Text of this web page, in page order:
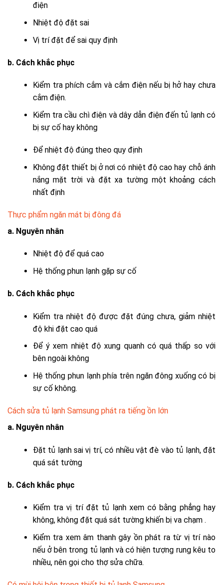
điện
Nhiệt độ đặt sai
Vị trí đặt để sai quy định
b. Cách khắc phục
Kiểm tra phích cắm và cắm điện nếu bị hở hay chưa
cắm điện.
Kiểm tra cầu chì điện và dây dẫn điện đến tủ lạnh có
bị sự cố hay không
Để nhiệt độ đúng theo quy định
Không đặt thiết bị ở nơi có nhiệt độ cao hay chỗ ánh
nắng mặt trời và đặt xa tường một khoảng cách
nhất định
Thực phẩm ngăn mát bị đông đá
a. Nguyên nhân
Nhiệt độ để quá cao
Hệ thống phun lạnh gặp sự cố
b. Cách khắc phục
Kiểm tra nhiệt độ được đặt đúng chưa, giảm nhiệt
độ khi đặt cao quá
Để ý xem nhiệt độ xung quanh có quá thấp so với
bên ngoài không
Hệ thống phun lạnh phía trên ngăn đông xuống có bị
sự cố không.
Cách sửa tủ lạnh Samsung phát ra tiếng ồn lớn
a. Nguyên nhân
Đặt tủ lạnh sai vị trí, có nhiều vật đè vào tủ lạnh, đặt
quá sát tường
b. Cách khắc phục
Kiểm tra vị trí đặt tủ lạnh xem có bằng phẳng hay
không, không đặt quá sát tường khiến bị va chạm .
Kiểm tra xem âm thanh gây ồn phát ra từ vị trí nào
nếu ở bên trong tủ lạnh và có hiện tượng rung kêu to
nhiều, nên gọi cho thợ sửa chữa.